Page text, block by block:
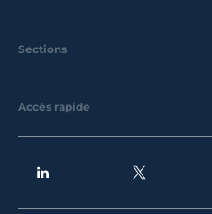
Sections
Accès rapide